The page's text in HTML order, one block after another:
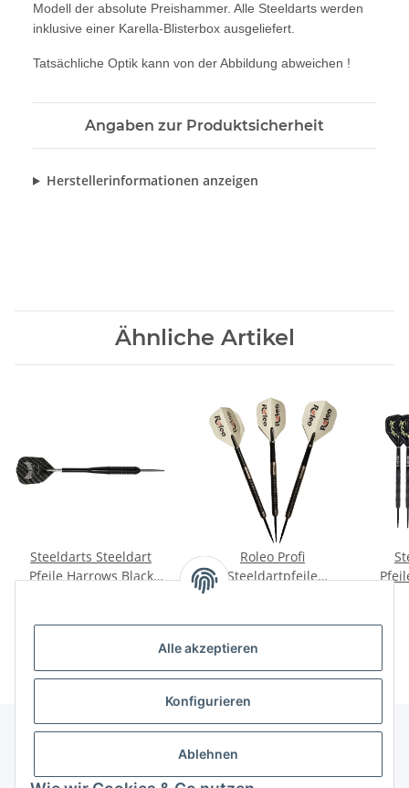
Alle akzeptieren
Konfigurieren
Ablehnen
Modell der absolute Preishammer. Alle Steeldarts werden
inklusive einer Karella-Blisterbox ausgeliefert.
Tatsächliche Optik kann von der Abbildung abweichen !
Angaben zur Produktsicherheit
Herstellerinformationen anzeigen
Ähnliche Artikel
Steeldarts Steeldart
Pfeile Harrows Black
Roleo Profi
Steeldartpfeile
Informationen